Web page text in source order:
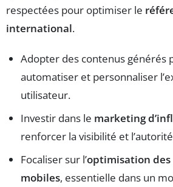
respectées pour optimiser le
international.
Adopter des contenus générés
automatiser et personnaliser
utilisateur.
Investir dans le marketing
renforcer la visibilité et
Focaliser sur l’optimisation des
mobiles, essentielle dans un